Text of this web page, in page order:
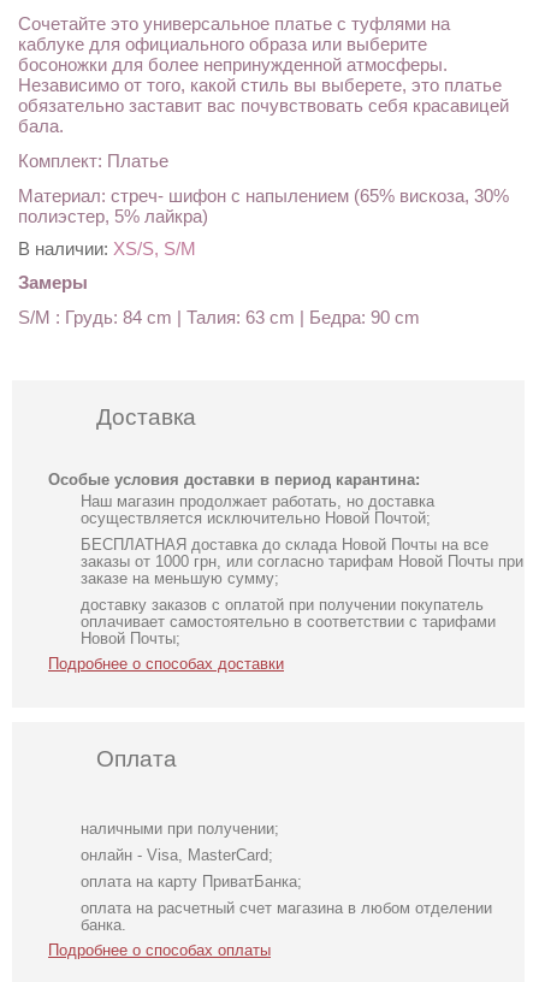
Сочетайте это универсальное платье с туфлями на
каблуке для официального образа или выберите
босоножки для более непринужденной атмосферы.
Независимо от того, какой стиль вы выберете, это платье
обязательно заставит вас почувствовать себя красавицей
бала.
Комплект: Платье
Материал: стреч- шифон с напылением (65% вискоза, 30%
полиэстер, 5% лайкра)
В наличии: XS/S, S/M
Замеры
S/M : Грудь: 84 cm | Талия: 63 cm | Бедра: 90 cm
Доставка
Особые условия доставки в период карантина:
Наш магазин продолжает работать, но доставка
осуществляется исключительно Новой Почтой;
БЕСПЛАТНАЯ доставка до склада Новой Почты на все
заказы от 1000 грн, или согласно тарифам Новой Почты при
заказе на меньшую сумму;
доставку заказов с оплатой при получении покупатель
оплачивает самостоятельно в соответствии с тарифами
Новой Почты;
Подробнее о способах доставки
Оплата
наличными при получении;
онлайн - Visa, MasterCard;
оплата на карту ПриватБанка;
оплата на расчетный счет магазина в любом отделении
банка.
Подробнее о способах оплаты